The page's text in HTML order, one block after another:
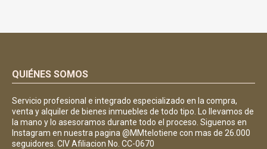
QUIÉNES SOMOS
Servicio profesional e integrado especializado en la compra,
venta y alquiler de bienes inmuebles de todo tipo. Lo llevamos de
la mano y lo asesoramos durante todo el proceso. Siguenos en
Instagram en nuestra pagina @MMtelotiene con mas de 26.000
seguidores. CIV Afiliacion No. CC-0670